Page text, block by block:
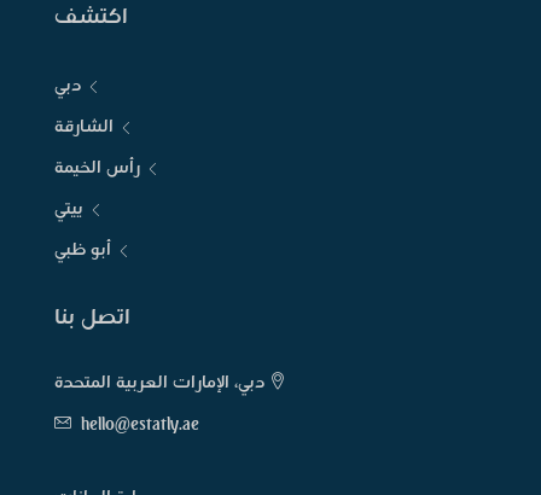
اكتشف
دبي
الشارقة
رأس الخيمة
ييتي
أبو ظبي
اتصل بنا
دبي، الإمارات العربية المتحدة
hello@estatly.ae